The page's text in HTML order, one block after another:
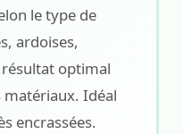
le type de
ardoises,
optimal
matériaux. Idéal
encrassées.